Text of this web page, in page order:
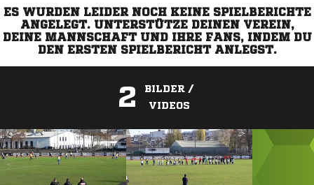
ES WURDEN LEIDER NOCH KEINE SPIELBERICHTE
ANGELEGT. UNTERSTÜTZE DEINEN VEREIN,
DEINE MANNSCHAFT UND IHRE FANS, INDEM DU
DEN ERSTEN SPIELBERICHT ANLEGST.
2
BILDER /
VIDEOS